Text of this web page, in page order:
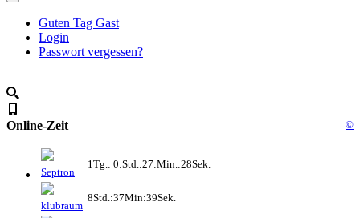
Guten Tag Gast
Login
Passwort vergessen?
Online-Zeit ©
Septron
1Tg.: 0:Std.:27:Min.:28Sek.
klubraum
8Std.:37Min:39Sek.